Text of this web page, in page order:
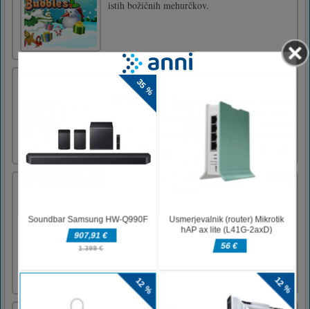
istih božičnih mehurčkov.
Keltski mahjong
Igra pasijansa Mahjong s ploščicami Celtic
Knot. Odstranite vse ploščice v parih istega.
Seznamijo lahko samo brezplačno poudarjene
ploščice.
zbrane, ko se mehurček, ki ga posnamete vi,
združi s skupino 3 ali več kot 3 mehurčkov
iste vrste. Raven morate dokončati v
dovoljenem času. Boljši rezultat boste dobili,